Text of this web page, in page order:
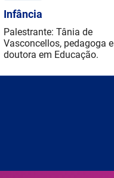
Infância
Palestrante: Tânia de
Vasconcellos, pedagoga e
doutora em Educação.